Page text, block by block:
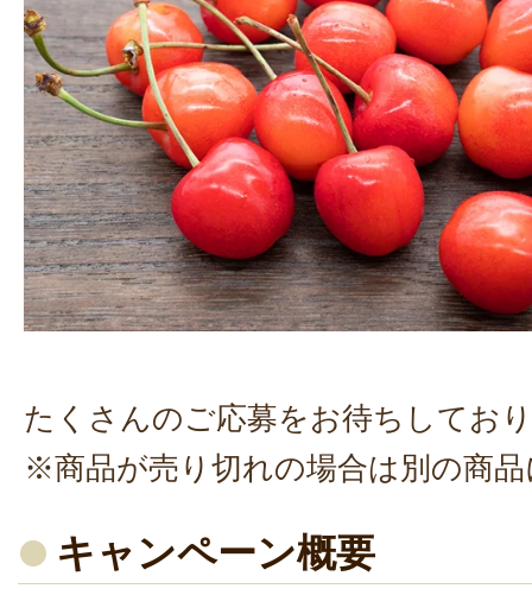
たくさんのご応募をお待ちしてお
※商品が売り切れの場合は別の商
キャンペーン概要